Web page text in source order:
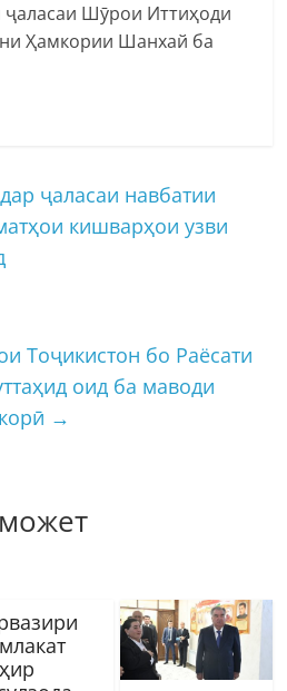
ҷаласаи Шӯрои Иттиҳоди
Ҳамкории Шанхай ба
ҷаласаи навбатии
кишварҳои узви
Тоҷикистон бо Раёсати
оид ба маводи
→